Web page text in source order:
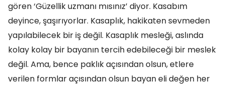
gören ‘Güzellik uzmanı mısınız’ diyor. Kasabım
deyince, şaşırıyorlar. Kasaplık, hakikaten sevmeden
yapılabilecek bir iş değil. Kasaplık mesleği, aslında
kolay kolay bir bayanın tercih edebileceği bir meslek
değil. Ama, bence paklık açısından olsun, etlere
verilen formlar açısından olsun bayan eli değen her